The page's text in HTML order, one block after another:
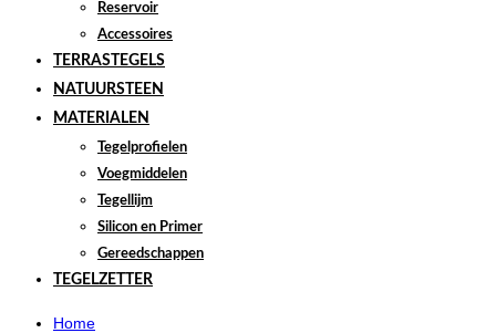
Reservoir
Accessoires
TERRASTEGELS
NATUURSTEEN
MATERIALEN
Tegelprofielen
Voegmiddelen
Tegellijm
Silicon en Primer
Gereedschappen
TEGELZETTER
Home